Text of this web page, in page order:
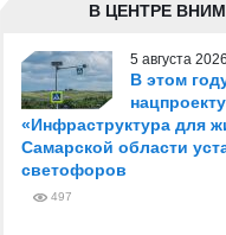
В ЦЕНТРЕ
5 августа 2026
В этом
нацпроекту
«Инфраструктура для
Самарской области
светофоров
497